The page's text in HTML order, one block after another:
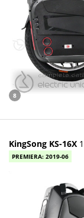
8
KingSong KS-16X
PREMIERA: 2019-06